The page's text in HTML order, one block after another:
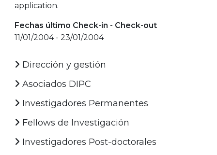
application.
Fechas último Check-in - Check-out
11/01/2004 - 23/01/2004
Dirección y gestión
Asociados DIPC
Investigadores Permanentes
Fellows de Investigación
Investigadores Post-doctorales